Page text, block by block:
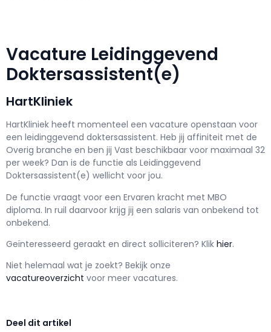
Vacature Leidinggevend
Doktersassistent(e)
HartKliniek
HartKliniek heeft momenteel een vacature openstaan voor
een leidinggevend doktersassistent. Heb jij affiniteit met de
Overig branche en ben jij Vast beschikbaar voor maximaal 32
per week? Dan is de functie als Leidinggevend
Doktersassistent(e) wellicht voor jou.
De functie vraagt voor een Ervaren kracht met MBO
diploma. In ruil daarvoor krijg jij een salaris van onbekend tot
onbekend.
Geïnteresseerd geraakt en direct solliciteren? Klik hier.
Niet helemaal wat je zoekt? Bekijk onze
vacatureoverzicht voor meer vacatures.
Deel dit artikel